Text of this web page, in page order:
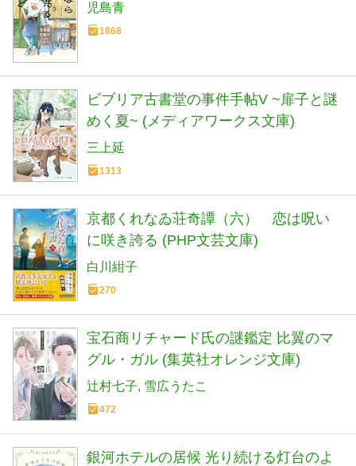
児島青
1868
ビブリア古書堂の事件手帖V ~扉子と謎
めく夏~ (メディアワークス文庫)
三上延
1313
京都くれなゐ荘奇譚（六） 恋は呪い
に咲き誇る (PHP文芸文庫)
白川紺子
270
宝石商リチャード氏の謎鑑定 比翼のマ
グル・ガル (集英社オレンジ文庫)
辻村七子 雪広うたこ
472
銀河ホテルの居候 光り続ける灯台のよ